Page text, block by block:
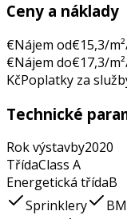
Ceny a náklady
€Nájem od€15,3/
€Nájem do€17,3/
KčPoplatky za
Technické
Rok výstavby2020
TřídaClass A
Energetická třídaB
Sprinklery